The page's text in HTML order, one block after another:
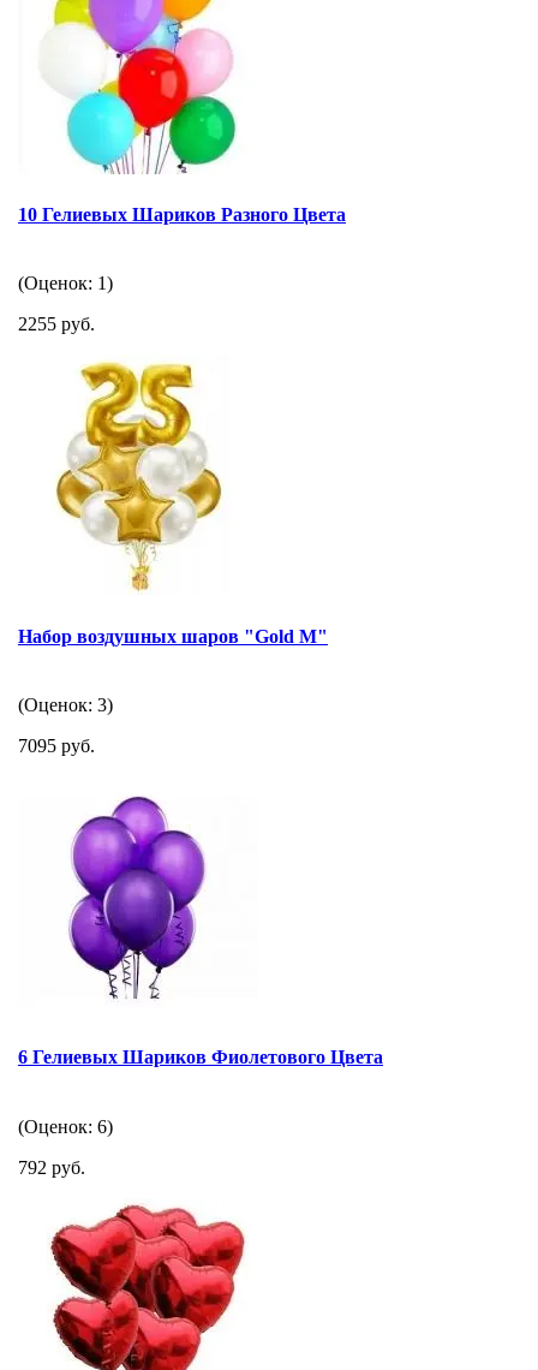
10 Гелиевых Шариков Разного Цвета
(Оценок: 1)
2255 руб.
Набор воздушных шаров "Gold M"
(Оценок: 3)
7095 руб.
6 Гелиевых Шариков Фиолетового Цвета
(Оценок: 6)
792 руб.